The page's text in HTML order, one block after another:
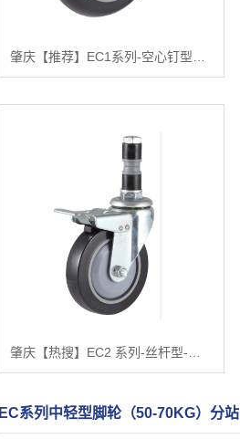
EC系列中轻型脚轮（50-70KG）分站